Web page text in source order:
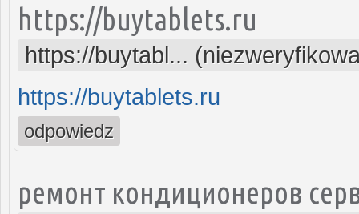
https://buytablets.ru
https://buytabl...
https://buytablets.ru
odpowiedz
ремонт кондиционеров